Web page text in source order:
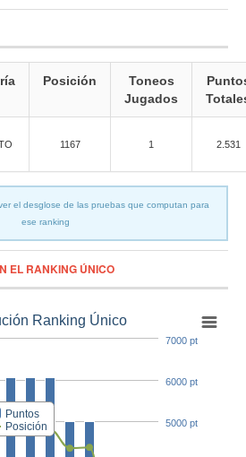
Posición
Toneos
Jugados
1167 1 2.531
el desglose de las pruebas que computan para
ese ranking
EL RANKING ÚNICO
Ranking Único
Puntos
Posición
5000 pt
6000 pt
7000 pt